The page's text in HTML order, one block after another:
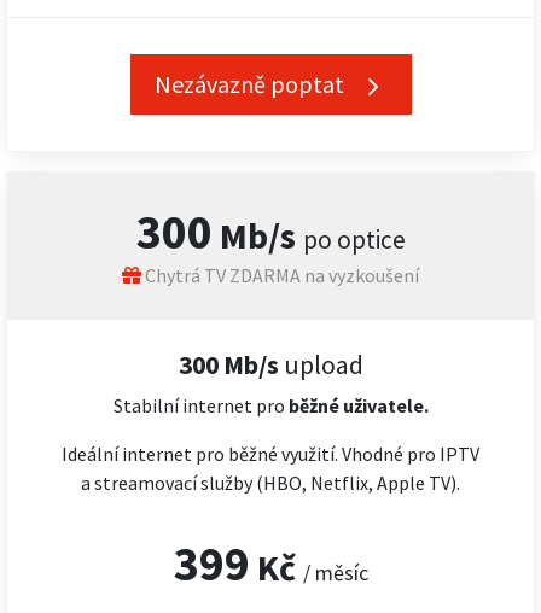
300 Mb/s po optice
Chytrá TV ZDARMA na vyzkoušení
300 Mb/s upload
Stabilní internet pro běžné uživatele.
Ideální internet pro běžné využití. Vhodné pro IPTV
a streamovací služby (HBO, Netflix, Apple TV).
399 Kč / měsíc
Nezávazně poptat